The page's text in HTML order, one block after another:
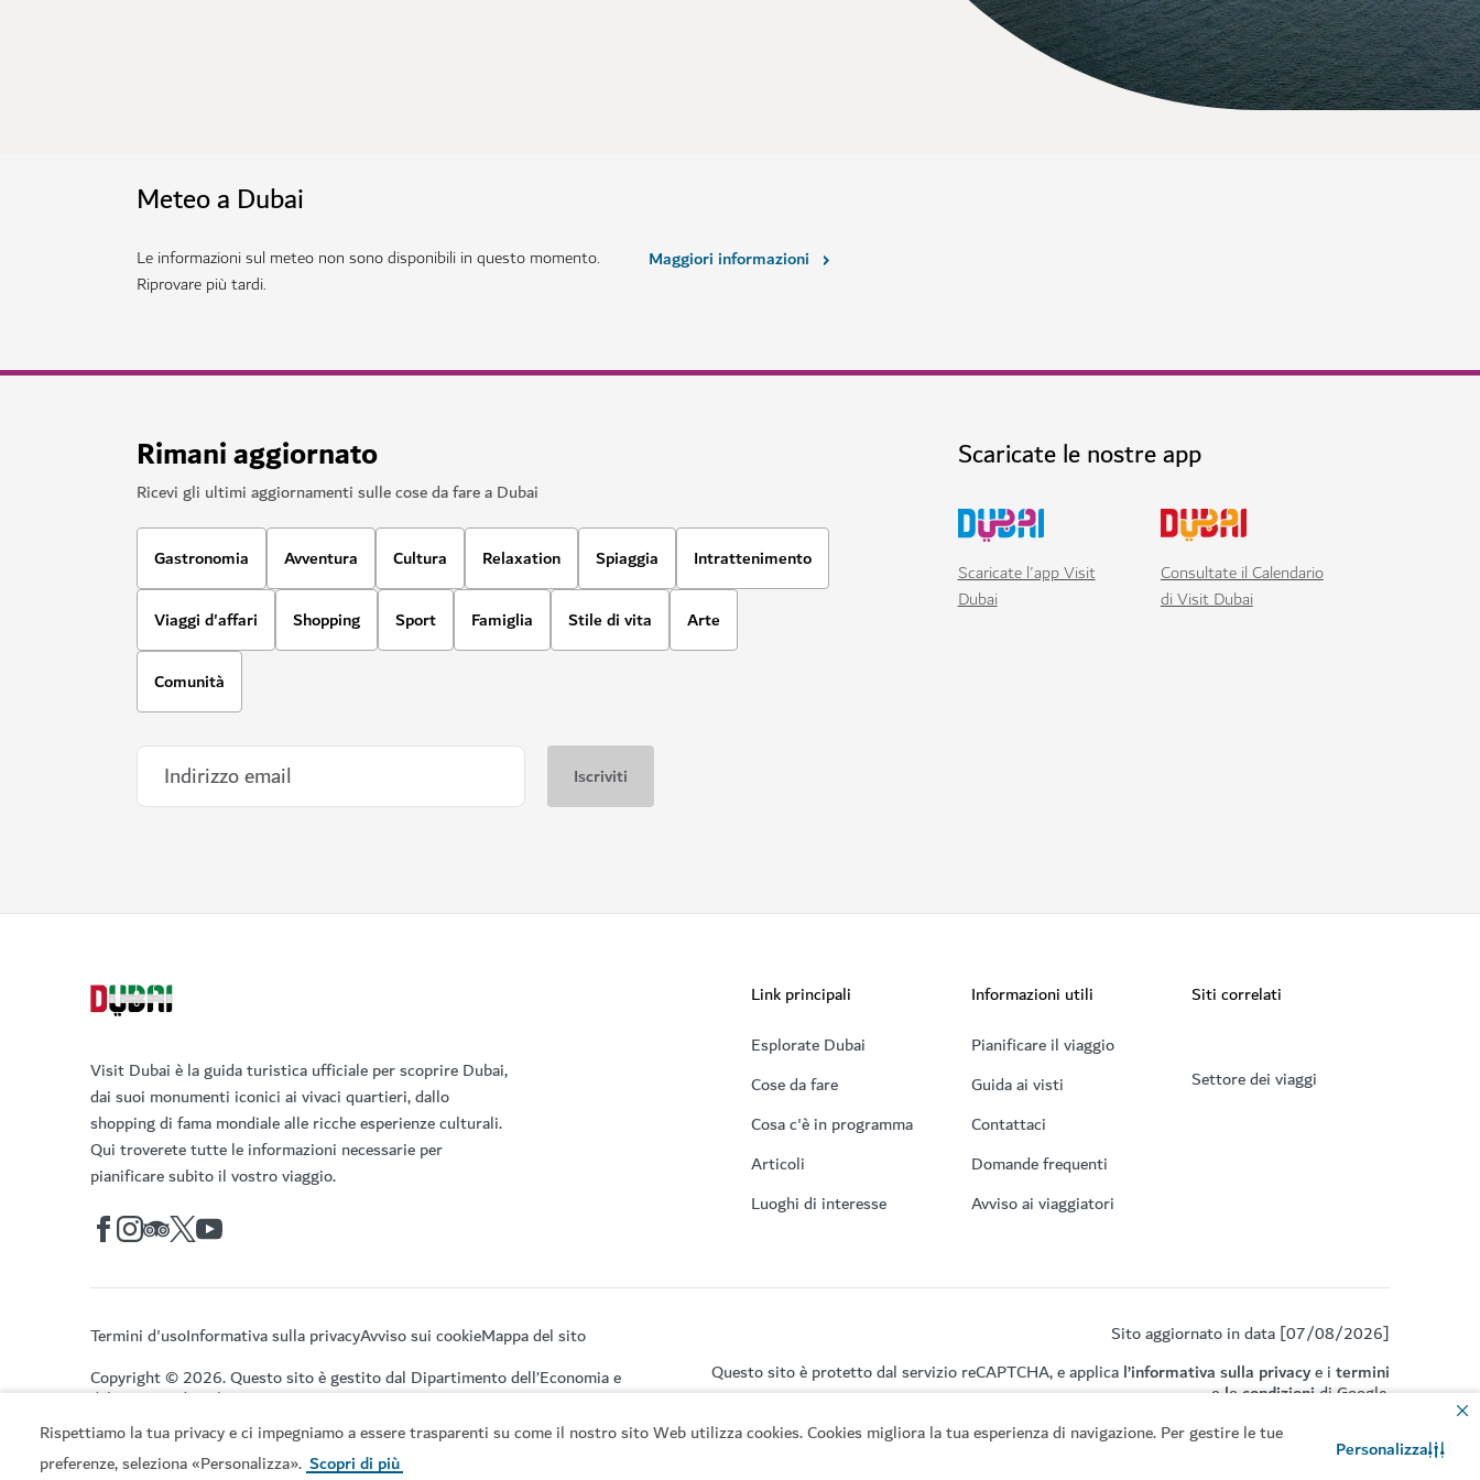
Rispettiamo la tua privacy e ci impegniamo a essere trasparenti su come il nostro sito Web utilizza cookies. Cookies migliora la tua esperienza di navigazione. Per gestire le tue
preferenze, seleziona «Personalizza». Scopri di più Personalizza
Meteo a Dubai
Le informazioni sul meteo non sono disponibili in questo momento.
Riprovare più tardi.
Maggiori informazioni
Rimani aggiornato
Ricevi gli ultimi aggiornamenti sulle cose da fare a Dubai
Gastronomia Avventura Cultura Relaxation Spiaggia Intrattenimento
Viaggi d'affari Shopping Sport Famiglia Stile di vita Arte
Comunità
Scaricate le nostre app
Scaricate l'app Visit
Dubai
Consultate il Calendario
di Visit Dubai
Visit Dubai è la guida turistica ufficiale per scoprire Dubai,
dai suoi monumenti iconici ai vivaci quartieri, dallo
shopping di fama mondiale alle ricche esperienze culturali.
Qui troverete tutte le informazioni necessarie per
pianificare subito il vostro viaggio.
Link principali
Esplorate Dubai
Cose da fare
Cosa c'è in programma
Articoli
Luoghi di interesse
Informazioni utili
Pianificare il viaggio
Guida ai visti
Contattaci
Domande frequenti
Avviso ai viaggiatori
Siti correlati
Settore dei viaggi
Termini d'usoInformativa sulla privacyAvviso sui cookieMappa del sito
Copyright © 2026. Questo sito è gestito dal Dipartimento dell’Economia e
del Turismo di Dubai.
Sito aggiornato in data [07/08/2026]
Questo sito è protetto dal servizio reCAPTCHA, e applical’informativa sulla privacye itermini
e le condizionidi Google.